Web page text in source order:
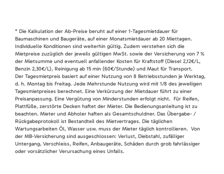
* Die Kalkulation der Ab-Preise beruht auf einer 1-Tagesmietdauer für
Baumaschinen und Baugeräte, auf einer Monatsmietdauer ab 20 Miettagen.
Individuelle Konditionen sind weiterhin gültig. Zudem verstehen sich die
Mietpreise zuzüglich der jeweils gültigen MwSt. sowie der Versicherung von 7 %
der Mietsumme und eventuell anfallender Kosten für Kraftstoff (Diesel 2,12€/L,
Benzin 2,30€/L), Reinigung ab 15 min (60€/Stunde) und Maut für Transport.
Der Tagesmietpreis basiert auf einer Nutzung von 8 Betriebsstunden je Werktag,
d. h. Montag bis Freitag. Jede Mehrstunde Nutzung wird mit 1/8 des jeweiligen
Tagesmietpreises berechnet. Eine Verkürzung der Mietdauer führt zu einer
Preisanpassung. Eine Vergütung von Minderstunden erfolgt nicht. Für Reifen,
Plattfüße, zerstörte Decken haftet der Mieter. Die Bedienungsanleitung ist zu
beachten. Mieter und Abholer haften als Gesamtschuldner. Das Übergabe- /
Rückgabeprotokoll ist Bestandteil des Mietvertrages. Die täglichen
Wartungsarbeiten Öl, Wasser usw. muss der Mieter täglich kontrollieren. Von
der MB-Versicherung sind ausgeschlossen: Verlust, Diebstahl, zufälliger
Untergang, Verschleiss, Reifen, Anbaugeräte, Schäden durch grob fahrlässiger
oder vorsätzlicher Verursachung eines Unfalls.